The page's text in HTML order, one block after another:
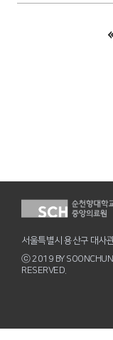
서울특별시 용산구 대
ⓒ 2019 BY
RESERVED.